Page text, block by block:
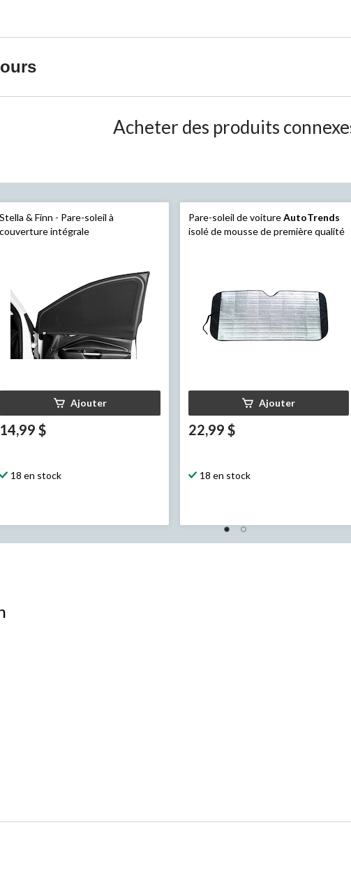
Acheter des produits
Stella & Finn - Pare-soleil à
couverture intégrale
Ajouter
14,99 $
18 en stock
Pare-soleil de voitureAutoTrends
isolé de mousse de première qualité
Ajouter
22,99 $
18 en stock